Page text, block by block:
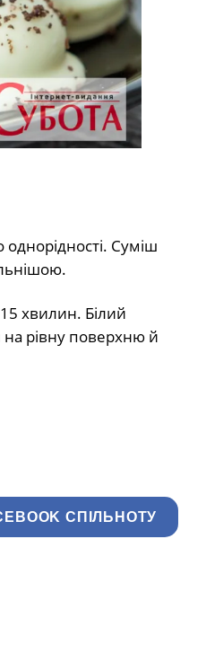
однорідності. Суміш
хвилин. Білий
на рівну поверхню й
СПІЛЬНОТУ